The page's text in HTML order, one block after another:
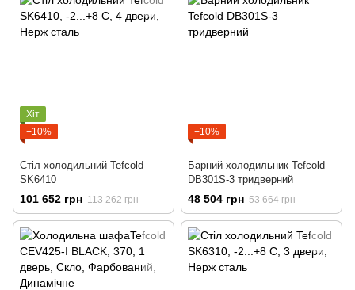
Хіт
−10%
Стіл холодильний Tefcold
SK6410
101 652 грн 113 262 грн
−10%
Барний холодильник Tefcold
DB301S-3 тридверний
48 504 грн 53 664 грн